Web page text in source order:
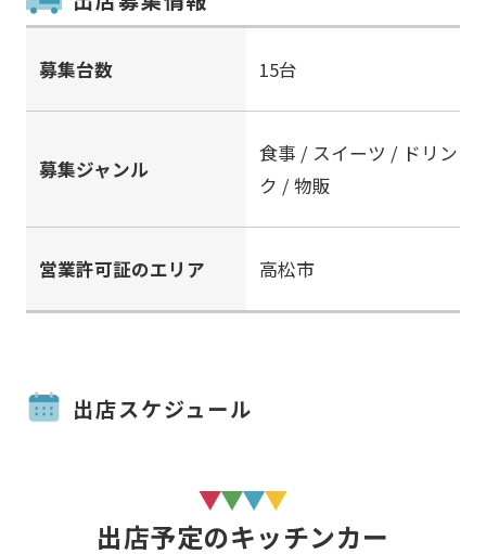
募集台数 15台
募集ジャンル
食事 / スイーツ / ドリン
ク / 物販
営業許可証のエリア 高松市
出店スケジュール
出店予定のキッチンカー